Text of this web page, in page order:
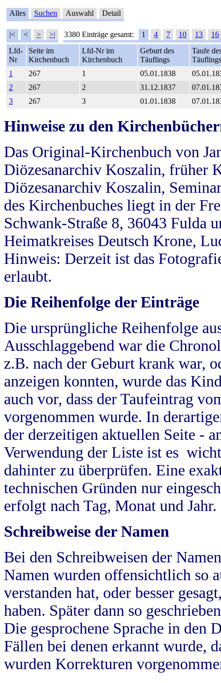
Alles Suchen Auswahl Detail
|< < > >| 3380 Einträge gesamt: 1 4 7 10 13
16
Lfd-
Nr
Seite im
Kirchenbuch
Lfd-Nr im
Kirchenbuch
Geburt des
Täuflings
Taufe
Täuflings
1
267 1 05.01.1838
2
267 2 31.12.1837
3
267 3 01.01.1838
Hinweise zu den
Das Original-Kirchenbuch von
Diözesanarchiv Koszalin, früher
Diözesanarchiv Koszalin,
des Kirchenbuches liegt in der
Schwank-Straße 8, 36043 Fulda
Heimatkreises Deutsch Krone,
Hinweis: Derzeit ist das
erlaubt.
Die Reihenfolge der Einträge
Die ursprüngliche Reihenfolge
Ausschlaggebend war die
z.B. nach der Geburt krank war,
anzeigen konnten, wurde das
auch vor, dass der Taufeintrag
vorgenommen wurde. In
der derzeitigen aktuellen Seite -
Verwendung der Liste ist es
dahinter zu überprüfen. Eine
technischen Gründen nur
erfolgt nach Tag, Monat und Jahr.
Schreibweise der Namen
Bei den Schreibweisen der
Namen wurden offensichtlich so
verstanden hat, oder besser
haben. Später dann so
Die gesprochene Sprache in
Fällen bei denen erkannt wurde,
wurden Korrekturen